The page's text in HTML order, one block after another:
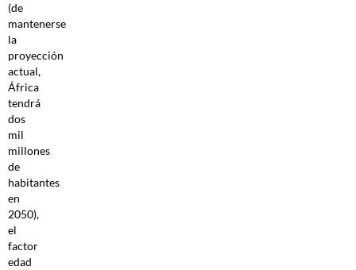
(de
mantenerse
la
proyección
actual,
África
tendrá
dos
mil
millones
de
habitantes
en
2050),
el
factor
edad